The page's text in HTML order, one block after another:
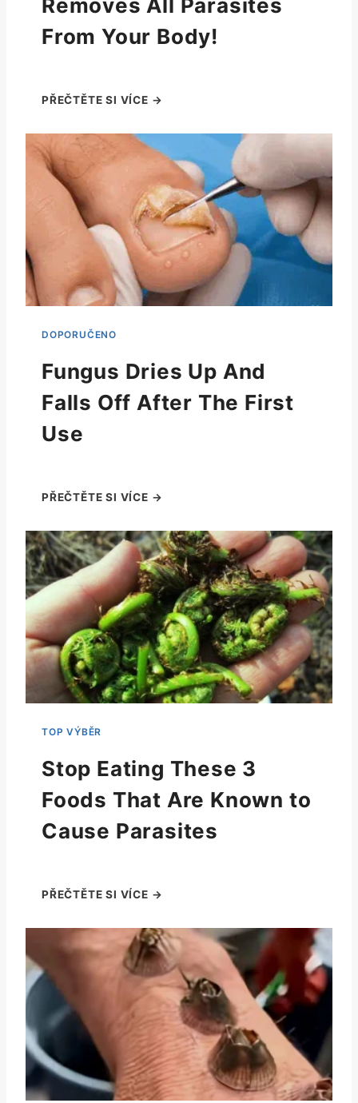
From Your Body!
Fungus Dries Up And
Falls Off After The First
Use
Stop Eating These 3
Foods That Are Known to
Cause Parasites